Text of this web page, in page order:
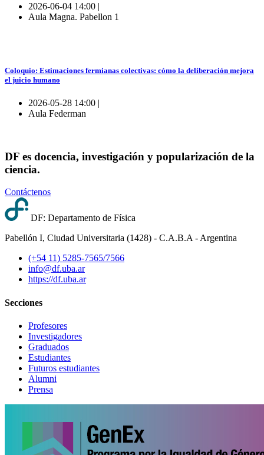
2026-06-04 14:00 |
Aula Magna. Pabellon 1
Coloquio: Estimaciones fermianas colectivas: cómo la deliberación mejora
el juicio humano
2026-05-28 14:00 |
Aula Federman
DF es docencia, investigación y popularización de la
ciencia.
Contáctenos
DF: Departamento de Física
Pabellón I, Ciudad Universitaria (1428) - C.A.B.A - Argentina
(+54 11) 5285-7565/7566
info@df.uba.ar
https://df.uba.ar
Secciones
Profesores
Investigadores
Graduados
Estudiantes
Futuros estudiantes
Alumni
Prensa